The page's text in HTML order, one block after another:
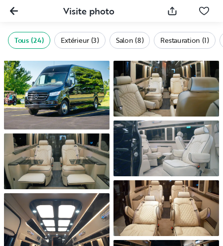
Visite photo
Tous (24) Extérieur (3) Salon (8) Restauration (1)